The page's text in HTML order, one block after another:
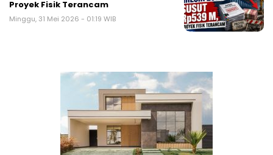
Proyek Fisik Terancam
Minggu, 31 Mei 2026 - 01:19 WIB